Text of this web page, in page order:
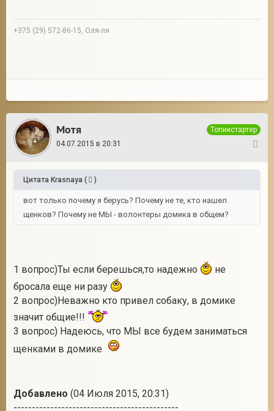
+375 (29) 572-86-15, Оля-ля
Мотя
Топикстартер
04.07.2015 в 20:31
Цитата Krasnaya ( )
вот только почему я берусь? Почему не те, кто нашел
щенков? Почему не МЫ - волонтеры домика в общем?
1 вопрос)Ты если берешься,то надежно
не
бросала еще ни разу
2 вопрос)Неважно кто привел собаку, в домике
значит общие!!!
3 вопрос) Надеюсь, что МЫ все будем заниматься
щенками в домике
Добавлено (04 Июля 2015, 20:31)
---------------------------------------------